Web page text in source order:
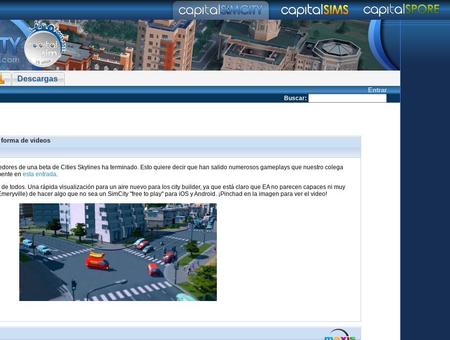
Descargas
Entrar
Buscar:
de videos
de una beta de Cities Skylines ha terminado. Esto quiere decir que han salido numerosos gameplays que nuestro colega
enesta entrada.
todos. Una rápida visualización para un aire nuevo para los city builder, ya que está claro que EA no parecen capaces ni muy
de hacer algo que no sea un SimCity "free to play" para iOS y Android. ¡Pinchad en la imagen para ver el video!